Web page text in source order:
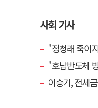
사회 기사
"정청래 죽이자"
"호남반도체 방해
이승기, 전세금